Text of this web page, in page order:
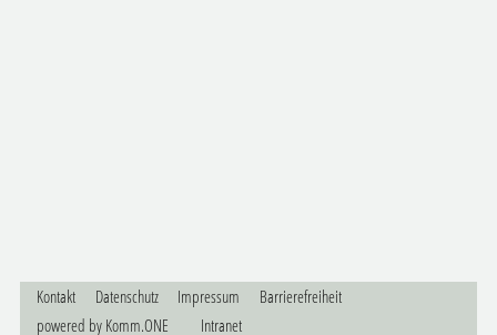
Kontakt Datenschutz Impressum
Barrierefreiheit
powered by Komm.ONE Intranet